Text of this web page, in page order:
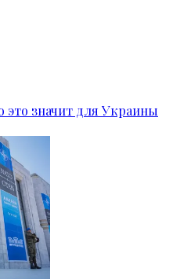
значит для Украины